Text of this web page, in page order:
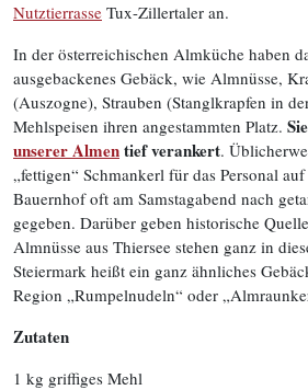
Nutztierrasse Tux-Zillertaler an.
In der österreichischen Almküche haben
ausgebackenes Gebäck, wie Almnüsse,
(Auszogne), Strauben (Stanglkrapfen in
Mehlspeisen ihren angestammten Platz.
unserer Almentief verankert.
„fettigen“ Schmankerl für das Personal
Bauernhof oft am Samstagabend nach
gegeben. Darüber geben historische
Almnüsse aus Thiersee stehen ganz in
Steiermark heißt ein ganz ähnliches
Region „Rumpelnudeln“ oder
Zutaten
1 kg griffiges Mehl